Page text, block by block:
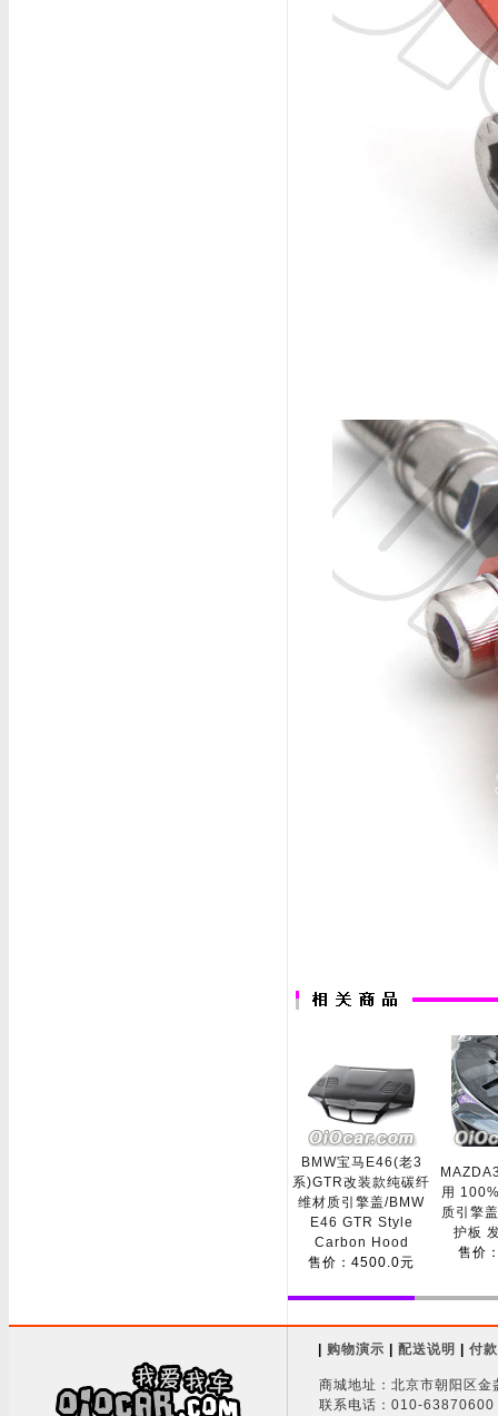
BMW宝马E46(老3
系)GTR改装款纯碳纤
维材质引擎盖/BMW
E46 GTR Style
Carbon Hood
售价：4500.0元
用
质引擎
护板
售价
购物演示 配送说明 付
商城地址：北京市朝阳区
联系电话：010-